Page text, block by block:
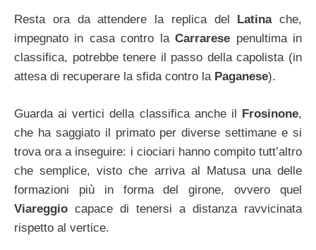
Resta ora da attendere la replica del Latinache,
impegnato in casa contro laCarrarese penultima in
classifica, potrebbe tenere il passo della capolista (in
attesa di recuperare la sfida contro la Paganese).
Guarda ai vertici della classifica anche il Frosinone,
che ha saggiato il primato per diverse settimane e si
trova ora a inseguire: i ciociari hanno compito tutt’altro
che semplice, visto che arriva al Matusa una delle
formazioni più in forma del girone, ovvero quel
Viareggio capace di tenersi a distanza ravvicinata
rispetto al vertice.